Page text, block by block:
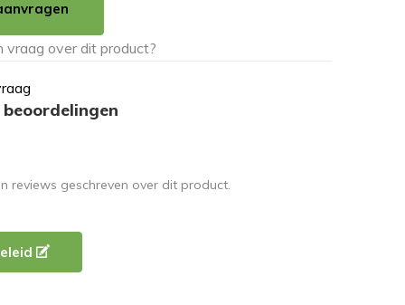
reviews geschreven over dit product.